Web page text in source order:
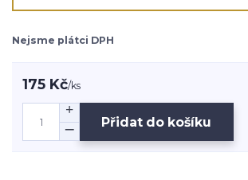
Nejsme plátci DPH
175 Kč/ks
Přidat do košíku